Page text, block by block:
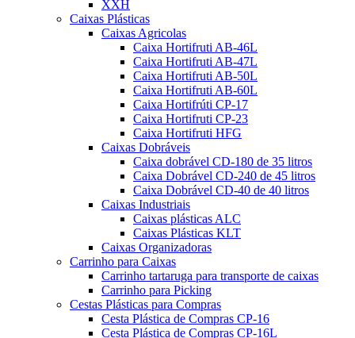
XXH
Caixas Plásticas
Caixas Agricolas
Caixa Hortifruti AB-46L
Caixa Hortifruti AB-47L
Caixa Hortifruti AB-50L
Caixa Hortifruti AB-60L
Caixa Hortifrúti CP-17
Caixa Hortifruti CP-23
Caixa Hortifruti HFG
Caixas Dobráveis
Caixa dobrável CD-180 de 35 litros
Caixa Dobrável CD-240 de 45 litros
Caixa Dobrável CD-40 de 40 litros
Caixas Industriais
Caixas plásticas ALC
Caixas Plásticas KLT
Caixas Organizadoras
Carrinho para Caixas
Carrinho tartaruga para transporte de caixas
Carrinho para Picking
Cestas Plásticas para Compras
Cesta Plástica de Compras CP-16
Cesta Plástica de Compras CP-16L